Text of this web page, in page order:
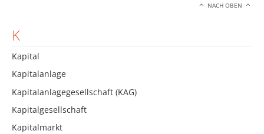
NACH OBEN
K
Kapital
Kapitalanlage
Kapitalanlagegesellschaft (KAG)
Kapitalgesellschaft
Kapitalmarkt